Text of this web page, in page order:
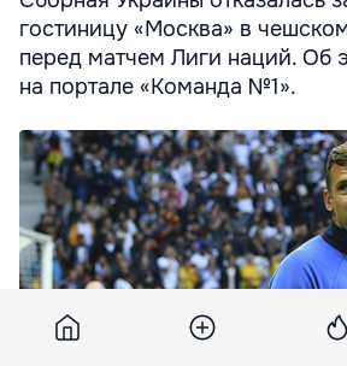
гостиницу «Москва» в
перед матчем Лиги наций. Об
на портале «Команда №1».